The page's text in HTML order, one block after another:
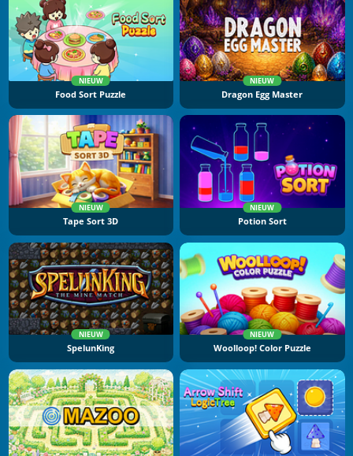
NIEUW
Food Sort Puzzle
NIEUW
Dragon Egg Master
NIEUW
Tape Sort 3D
NIEUW
Potion Sort
NIEUW
SpelunKing
NIEUW
Woolloop! Color Puzzle